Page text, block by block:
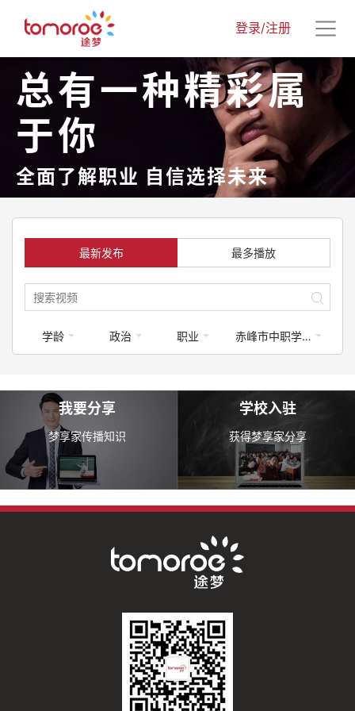
登录/注册
总有一种精彩属
于你
全面了解职业 自信选择未来
最新发布 最多播放
学龄 政治 职业 赤峰市中职学校专业介绍
我要分享
梦享家传播知识
学校入驻
获得梦享家分享